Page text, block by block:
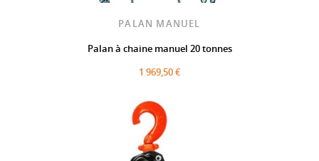
PALAN MANUEL
Palan à chaine manuel 20 tonnes
1 969,50 €